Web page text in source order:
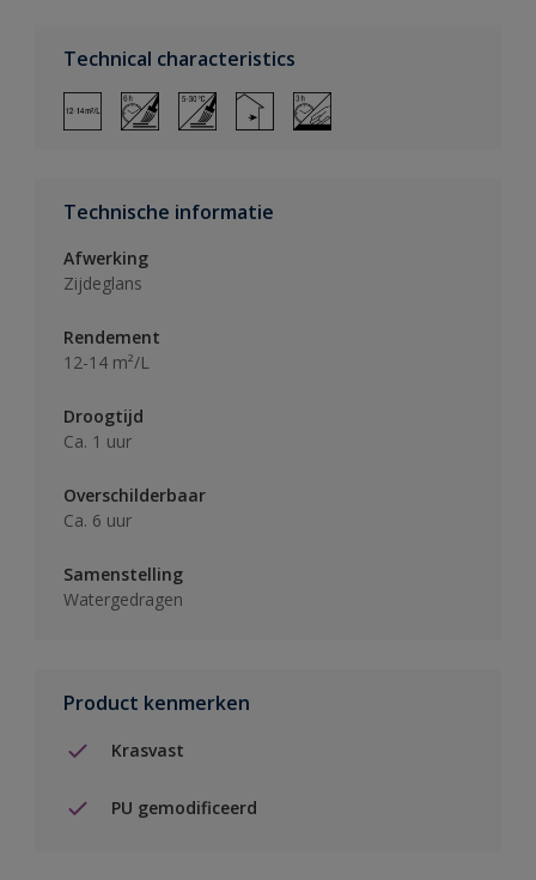
Technical characteristics
Technische informatie
Afwerking
Zijdeglans
Rendement
12-14 m²/L
Droogtijd
Ca. 1 uur
Overschilderbaar
Ca. 6 uur
Samenstelling
Watergedragen
Product kenmerken
Krasvast
PU gemodificeerd